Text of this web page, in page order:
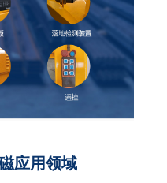
应用领域